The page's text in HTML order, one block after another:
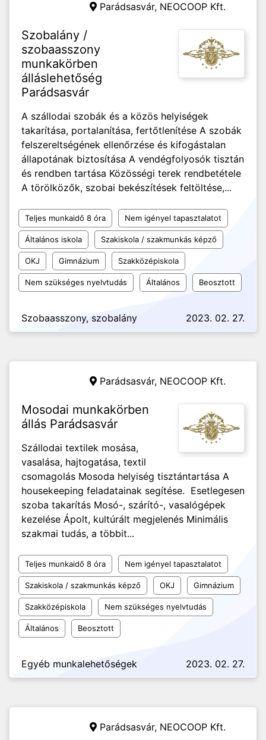
Parádsasvár, NEOCOOP Kft.
Szobalány /
szobaasszony
munkakörben
álláslehetőség
Parádsasvár
A szállodai szobák és a közös helyiségek
takarítása, portalanítása, fertőtlenítése A szobák
felszereltségének ellenőrzése és kifogástalan
állapotának biztosítása A vendégfolyosók tisztán
és rendben tartása Közösségi terek rendbetétele
A törölközők, szobai bekészítések feltöltése,...
Teljes munkaidő 8 óra Nem igényel tapasztalatot
Általános iskola Szakiskola / szakmunkás képző
OKJ Gimnázium Szakközépiskola
Nem szükséges nyelvtudás Általános Beosztott
Szobaasszony, szobalány 2023. 02. 27.
Parádsasvár, NEOCOOP Kft.
Mosodai munkakörben
állás Parádsasvár
Szállodai textilek mosása,
vasalása, hajtogatása, textil
csomagolás Mosoda helyiség tisztántartása A
housekeeping feladatainak segítése. Esetlegesen
szoba takarítás Mosó-, szárító-, vasalógépek
kezelése Ápolt, kultúrált megjelenés Minimális
szakmai tudás, a többit...
Teljes munkaidő 8 óra Nem igényel tapasztalatot
Szakiskola / szakmunkás képző OKJ Gimnázium
Szakközépiskola Nem szükséges nyelvtudás
Általános Beosztott
Egyéb munkalehetőségek 2023. 02. 27.
Parádsasvár, NEOCOOP Kft.